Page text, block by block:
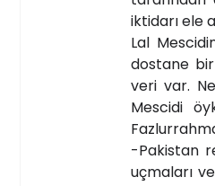
iktidarı ele
Lal
dostane
veri var.
Mescidi
-Pakistan
uçmaları